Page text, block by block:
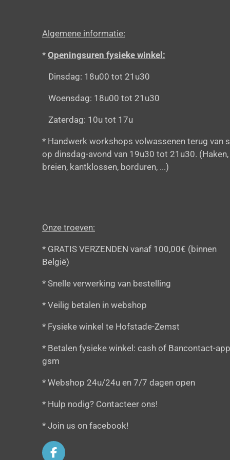
Algemene informatie:
* Openingsuren fysieke winkel:
Dinsdag: 18u00 tot 21u30
Woensdag: 18u00 tot 21u30
Zaterdag: 10u tot 17u
* Handwerk workshops volwassenen terug van
op dinsdag-avond van 19u30 tot 21u30. (Haken,
breien, kantklossen, borduren, ...)
Onze troeven:
* GRATIS VERZENDEN vanaf 100,00€ (binnen
België)
* Snelle verwerking van bestelling
* Veilig betalen in webshop
* Fysieke winkel te Hofstade-Zemst
* Betalen fysieke winkel: cash of Bancontact-
gsm
* Webshop 24u/24u en 7/7 dagen open
* Hulp nodig? Contacteer ons!
* Join us on facebook!
F